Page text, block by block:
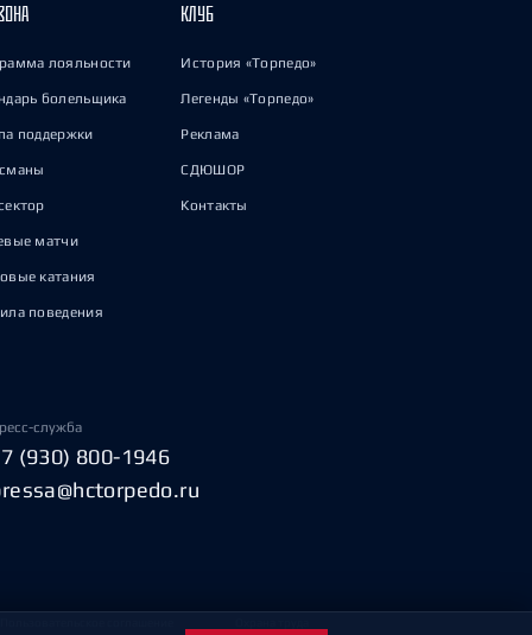
лояльности
болельщика
поддержки
матчи
катания
поведения
КЛУБ
История «Торпедо»
Легенды «Торпедо»
Реклама
СДЮШОР
Контакты
служба
(930) 800-1946